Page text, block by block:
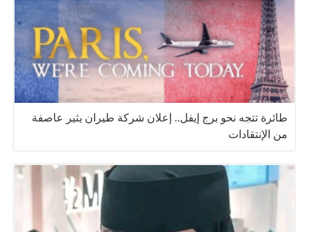
طائرة تتجه نحو برج إيفل.. إعلان شركة طيران يثير عاصفة
من الإنتقادات